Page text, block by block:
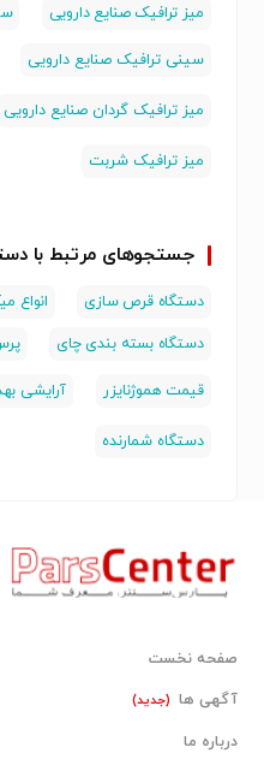
میز ترافیک صنایع دارویی
سینی ترافیک صنایع دارویی
میز ترافیک گردان صنایع دارویی
میز ترافیک شربت
جستجوهای مرتبط با
دستگاه قرص سازی
انواع
دستگاه بسته بندی چای
قیمت هموژنایزر آرایشی
دستگاه شمارنده
صفحه نخست
آگهی ها (جدید)
درباره ما